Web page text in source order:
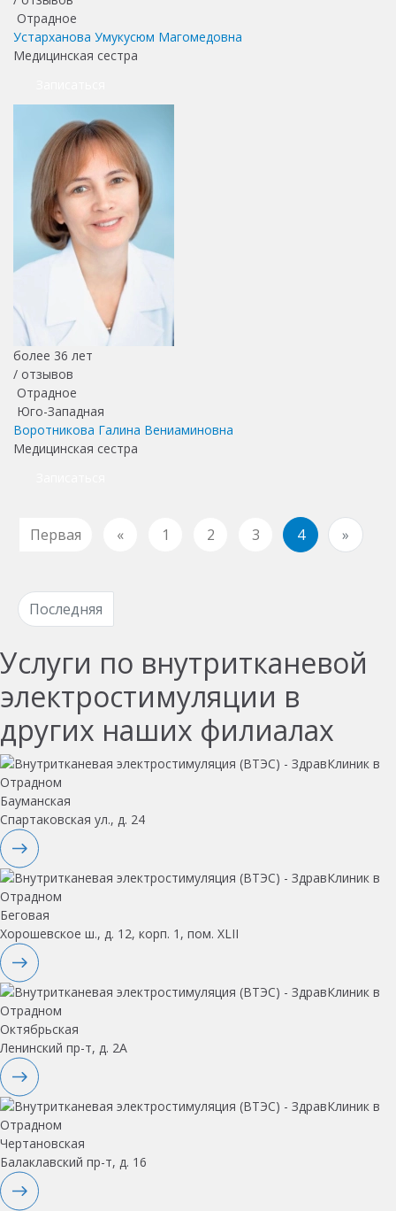
Отрадное
Устарханова Умукусюм Магомедовна
Медицинская сестра
более 36 лет
/ отзывов
Отрадное
Юго-Западная
Воротникова Галина Вениаминовна
Медицинская сестра
Первая « 1 2 3 4 »
Последняя
Услуги по внутритканевой
электростимуляции в
других наших филиалах
Бауманская
Спартаковская ул., д. 24
Беговая
Хорошевское ш., д. 12, корп. 1, пом. XLII
Октябрьская
Ленинский пр-т, д. 2А
Чертановская
Балаклавский пр-т, д. 16